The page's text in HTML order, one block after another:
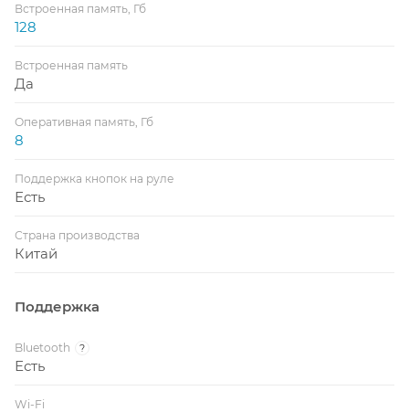
Встроенная память, Гб
128
Встроенная память
Да
Оперативная память, Гб
8
Поддержка кнопок на руле
Есть
Страна производства
Китай
Поддержка
Bluetooth ?
Есть
Wi-Fi